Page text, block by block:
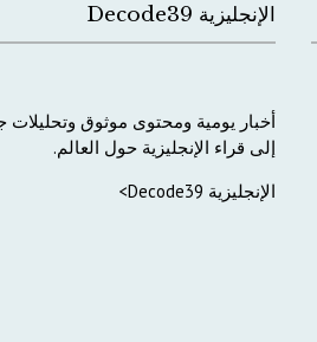
الإنجليزية Decode39
أخبار يومية ومحتوى موثوق وتحليلات
إلى قراء الإنجليزية حول العالم.
الإنجليزية Decode39>